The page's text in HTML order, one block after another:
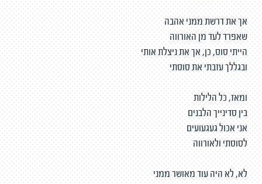
אך את דרשת ממני אהבה
שאפרד לעד מן האורווה
הייתי סוס, כן, אך את ניצלת אותי
ובגללך עזבתי את סוסתי
ומאז, כל הלילות
בין סדינייך הלבנים
אני אכול געגעועים
לסוסתי ולאורווה
לא, לא היה עוד מאושר ממני